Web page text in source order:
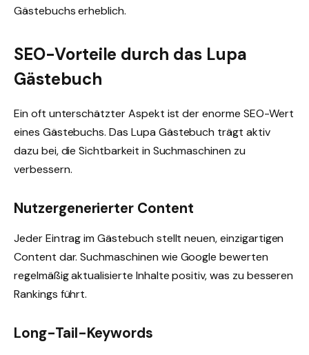
Gästebuchs erheblich.
SEO-Vorteile durch das Lupa
Gästebuch
Ein oft unterschätzter Aspekt ist der enorme SEO-Wert
eines Gästebuchs. Das Lupa Gästebuch trägt aktiv
dazu bei, die Sichtbarkeit in Suchmaschinen zu
verbessern.
Nutzergenerierter Content
Jeder Eintrag im Gästebuch stellt neuen, einzigartigen
Content dar. Suchmaschinen wie Google bewerten
regelmäßig aktualisierte Inhalte positiv, was zu besseren
Rankings führt.
Long-Tail-Keywords